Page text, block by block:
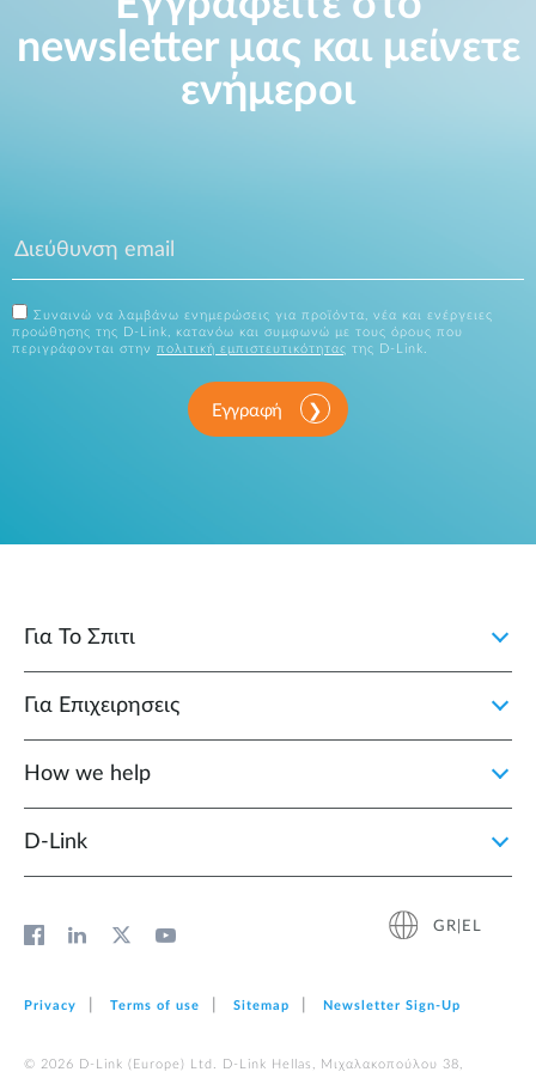
newsletter μας και μείνετε
ενήμεροι
Συναινώ να λαμβάνω ενημερώσεις για προϊόντα, νέα και ενέργειες
προώθησης της D-Link, κατανόω και συμφωνώ με τους όρους που
περιγράφονται στην πολιτική εμπιστευτικότητας της D-Link.
Εγγραφή
Για Το Σπιτι
Για Επιχειρησεις
How we help
D‑Link
GR|EL
Privacy Terms of use Sitemap Newsletter Sign‑Up
© 2026 D‑Link (Europe) Ltd. D-Link Hellas, Μιχαλακοπούλου 38,